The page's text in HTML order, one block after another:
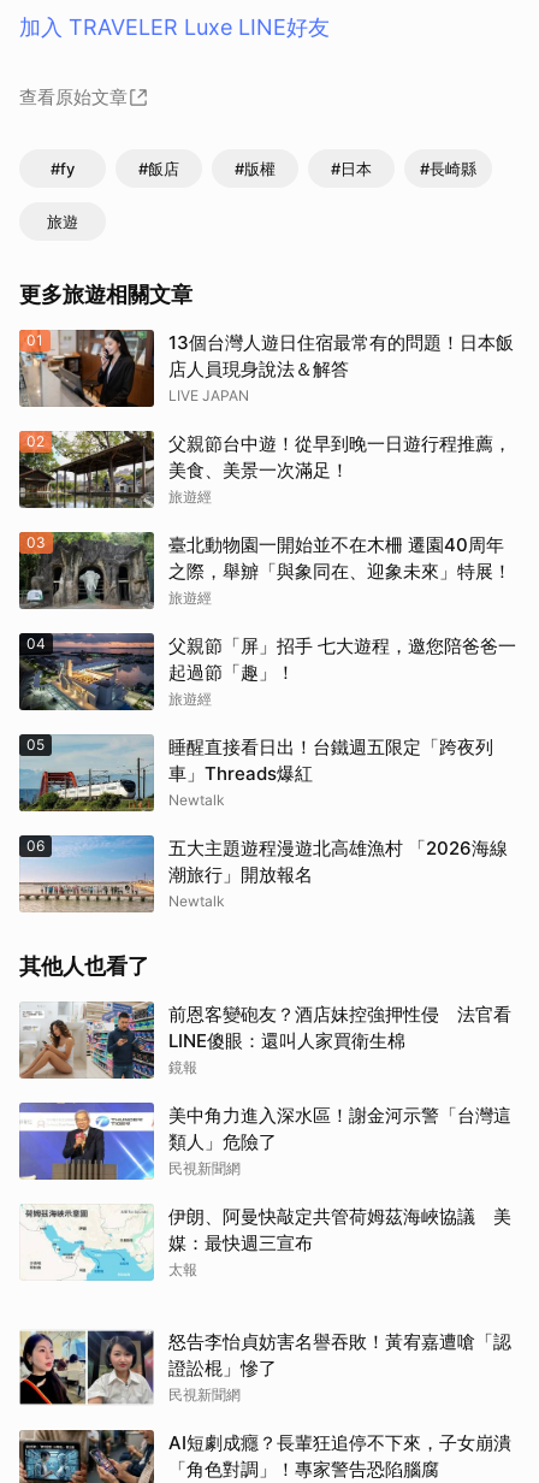
加入 TRAVELER Luxe LINE好友
查看原始文章
#fy #飯店 #版權 #日本 #長崎縣
旅遊
更多旅遊相關文章
01
13個台灣人遊日住宿最常有的問題！日本飯
店人員現身說法＆解答
LIVE JAPAN
02
父親節台中遊！從早到晚一日遊行程推薦，
美食、美景一次滿足！
旅遊經
03
臺北動物園一開始並不在木柵 遷園40周年
之際，舉辧「與象同在、迎象未來」特展！
旅遊經
04
父親節「屏」招手 七大遊程，邀您陪爸爸一
起過節「趣」！
旅遊經
05
睡醒直接看日出！台鐵週五限定「跨夜列
車」Threads爆紅
Newtalk
06
五大主題遊程漫遊北高雄漁村 「2026海線
潮旅行」開放報名
Newtalk
其他人也看了
前恩客變砲友？酒店妹控強押性侵 法官看
LINE傻眼：還叫人家買衛生棉
鏡報
美中角力進入深水區！謝金河示警「台灣這
類人」危險了
民視新聞網
伊朗、阿曼快敲定共管荷姆茲海峽協議 美
媒：最快週三宣布
太報
怒告李怡貞妨害名譽吞敗！黃宥嘉遭嗆「認
證訟棍」慘了
民視新聞網
AI短劇成癮？長輩狂追停不下來，子女崩潰
「角色對調」！專家警告恐陷腦腐